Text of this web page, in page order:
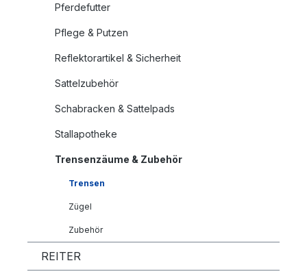
Pferdefutter
Pflege & Putzen
Reflektorartikel & Sicherheit
Sattelzubehör
Schabracken & Sattelpads
Stallapotheke
Trensenzäume & Zubehör
Trensen
Zügel
Zubehör
REITER